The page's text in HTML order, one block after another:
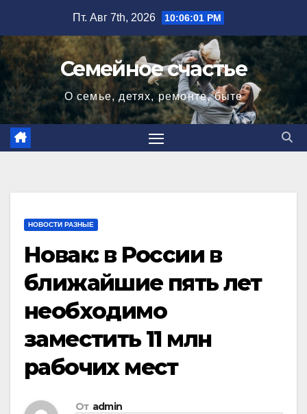
содержимому
Пт. Авг 7th, 2026 10:06:02 PM
Семейное счастье
О семье, детях, ремонте, быте
НОВОСТИ РАЗНЫЕ
Новак: в России в
ближайшие пять лет
необходимо
заместить 11 млн
рабочих мест
От admin